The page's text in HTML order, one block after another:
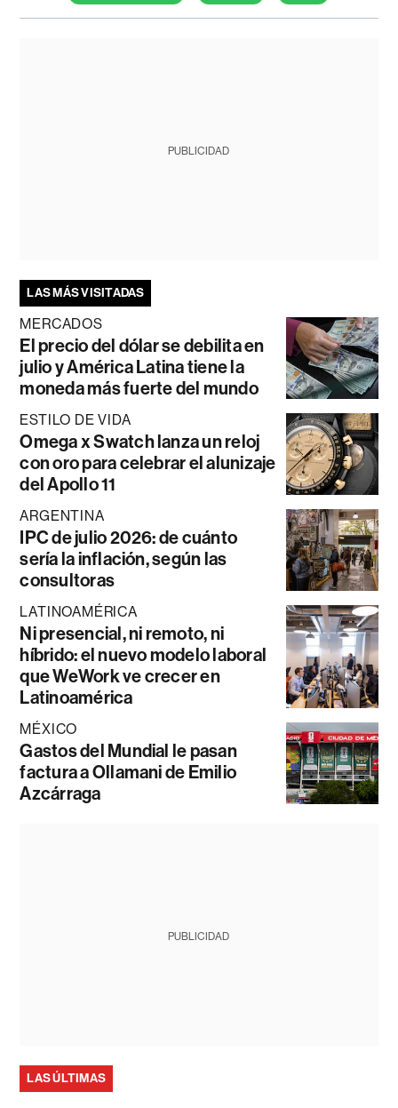
PUBLICIDAD
LAS MÁS VISITADAS
MERCADOS
El precio del dólar se debilita en
julio y América Latina tiene la
moneda más fuerte del mundo
ESTILO DE VIDA
Omega x Swatch lanza un reloj
con oro para celebrar el alunizaje
del Apollo 11
ARGENTINA
IPC de julio 2026: de cuánto
sería la inflación, según las
consultoras
LATINOAMÉRICA
Ni presencial, ni remoto, ni
híbrido: el nuevo modelo laboral
que WeWork ve crecer en
Latinoamérica
MÉXICO
Gastos del Mundial le pasan
factura a Ollamani de Emilio
Azcárraga
PUBLICIDAD
LAS ÚLTIMAS